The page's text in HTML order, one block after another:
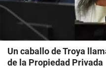
Un caballo de Troya
de la Propiedad Privada